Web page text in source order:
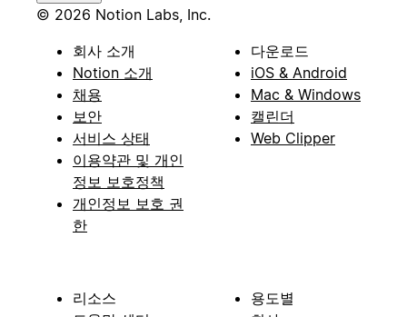
© 2026 Notion Labs, Inc.
회사 소개
Notion 소개
채용
보안
서비스 상태
이용약관 및 개인
정보 보호정책
개인정보 보호 권
한
다운로드
iOS & Android
Mac & Windows
캘린더
Web Clipper
리소스
용도별